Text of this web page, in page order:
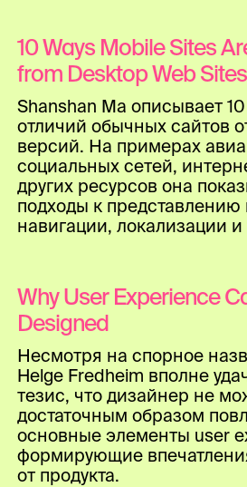
10 Ways Mobile Sites
from Desktop Web Sites
Shanshan Ma описывает
отличий обычных сайтов
версий. На примерах
социальных сетей,
других ресурсов она
подходы к представлению
навигации, локализации и
Why User Experience
Designed
Несмотря на спорное
Helge Fredheim вполне
тезис, что дизайнер не
достаточным образом
основные элементы user
формирующие
от продукта.